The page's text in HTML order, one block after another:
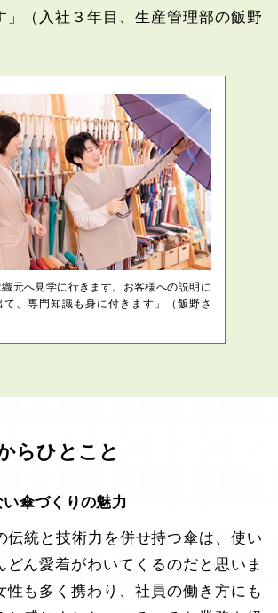
」（入社３年目、生産管理部の飯野
織元へ見学に行きます。お客様への説明に
て、専門知識も身に付きます」（飯野さ
らひとこと
傘づくりの魅力
統と技術力を併せ持つ傘は、使い
どん愛着がわいてくるのだと思いま
性も多く携わり、社員の働き方にも